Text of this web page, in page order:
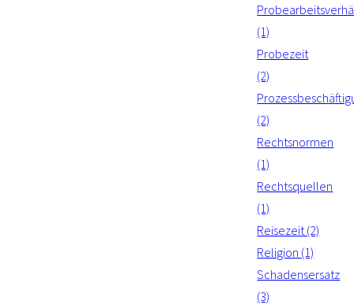
(1)
Probezeit
(2)
(2)
Rechtsnormen
(1)
Rechtsquellen
(1)
Reisezeit (2)
Religion (1)
Schadensersatz
(3)